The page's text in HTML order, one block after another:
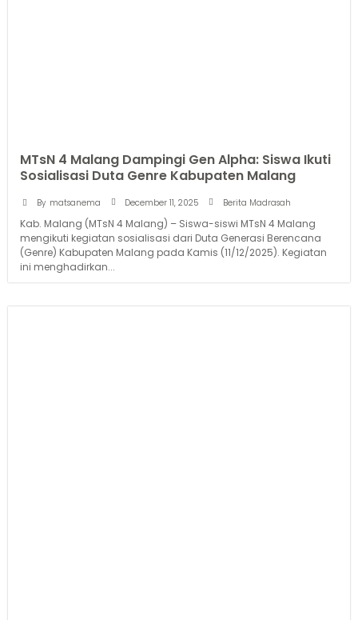
MTsN 4 Malang Dampingi Gen Alpha: Siswa Ikuti
Sosialisasi Duta Genre Kabupaten Malang
By matsanema December 11, 2025 Berita Madrasah
Kab. Malang (MTsN 4 Malang) – Siswa-siswi MTsN 4 Malang
mengikuti kegiatan sosialisasi dari Duta Generasi Berencana
(Genre) Kabupaten Malang pada Kamis (11/12/2025). Kegiatan
ini menghadirkan...